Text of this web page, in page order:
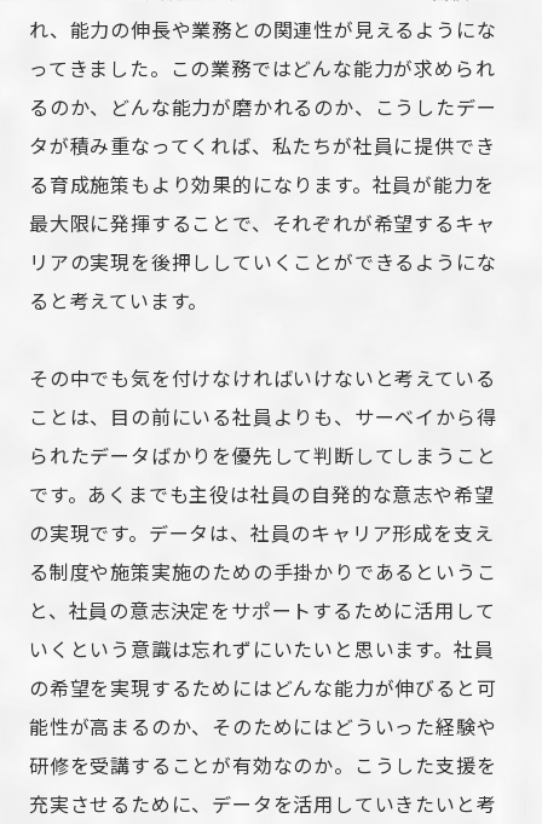
れ、能力の伸長や業務との関連性が見えるようにな
ってきました。この業務ではどんな能力が求められ
るのか、どんな能力が磨かれるのか、こうしたデー
タが積み重なってくれば、私たちが社員に提供でき
る育成施策もより効果的になります。社員が能力を
最大限に発揮することで、それぞれが希望するキャ
リアの実現を後押ししていくことができるようにな
ると考えています。
その中でも気を付けなければいけないと考えている
ことは、目の前にいる社員よりも、サーベイから得
られたデータばかりを優先して判断してしまうこと
です。あくまでも主役は社員の自発的な意志や希望
の実現です。データは、社員のキャリア形成を支え
る制度や施策実施のための手掛かりであるというこ
と、社員の意志決定をサポートするために活用して
いくという意識は忘れずにいたいと思います。社員
の希望を実現するためにはどんな能力が伸びると可
能性が高まるのか、そのためにはどういった経験や
研修を受講することが有効なのか。こうした支援を
充実させるために、データを活用していきたいと考